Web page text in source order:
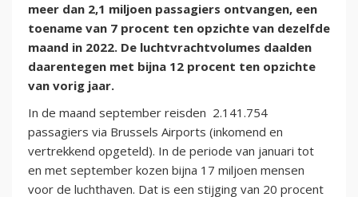
meer dan 2,1 miljoen passagiers ontvangen, een
toename van 7 procent ten opzichte van dezelfde
maand in 2022. De luchtvrachtvolumes daalden
daarentegen met bijna 12 procent ten opzichte
van vorig jaar.
In de maand september reisden 2.141.754
passagiers via Brussels Airports (inkomend en
vertrekkend opgeteld). In de periode van januari tot
en met september kozen bijna 17 miljoen mensen
voor de luchthaven. Dat is een stijging van 20 procent